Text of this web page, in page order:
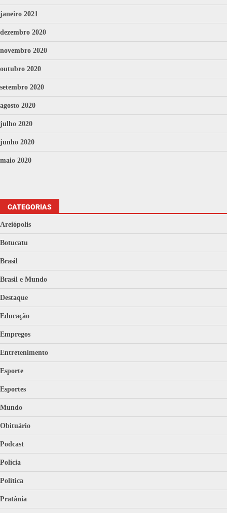
janeiro 2021
dezembro 2020
novembro 2020
outubro 2020
setembro 2020
agosto 2020
julho 2020
junho 2020
maio 2020
CATEGORIAS
Areiópolis
Botucatu
Brasil
Brasil e Mundo
Destaque
Educação
Empregos
Entretenimento
Esporte
Esportes
Mundo
Obituário
Podcast
Polícia
Política
Pratânia